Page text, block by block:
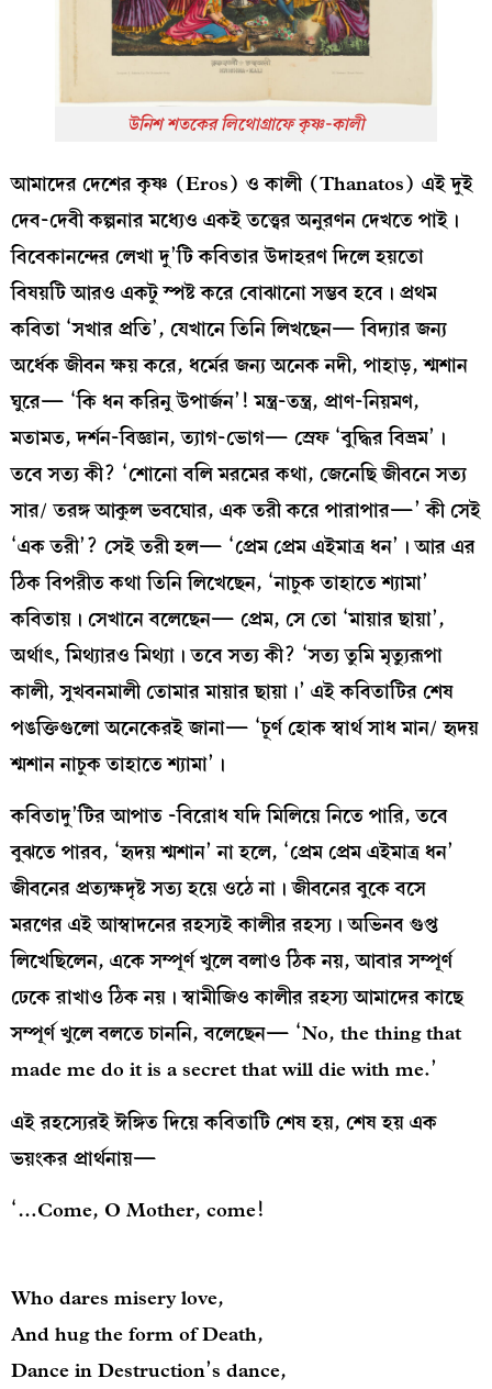
উনিশ শতকের লিথোগ্রাফে কৃষ্ণ-কালী
আমাদের দেশের কৃষ্ণ (Eros) ও কালী (Thanatos) এই দুই
দেব-দেবী কল্পনার মধ্যেও একই তত্ত্বের অনুরণন দেখতে পাই।
বিবেকানন্দের লেখা দু’টি কবিতার উদাহরণ দিলে হয়তো
বিষয়টি আরও একটু স্পষ্ট করে বোঝানো সম্ভব হবে। প্রথম
কবিতা ‘সখার প্রতি’, যেখানে তিনি লিখছেন— বিদ্যার জন্য
অর্ধেক জীবন ক্ষয় করে, ধর্মের জন্য অনেক নদী, পাহাড়, শ্মশান
ঘুরে— ‘কি ধন করিনু উপার্জন’! মন্ত্র-তন্ত্র, প্রাণ-নিয়মণ,
মতামত, দর্শন-বিজ্ঞান, ত্যাগ-ভোগ— স্রেফ ‘বুদ্ধির বিভ্রম’।
তবে সত্য কী? ‘শোনো বলি মরমের কথা, জেনেছি জীবনে সত্য
সার/ তরঙ্গ আকুল ভবঘোর, এক তরী করে পারাপার—’ কী সেই
‘এক তরী’? সেই তরী হল— ‘প্রেম প্রেম এইমাত্র ধন’। আর এর
ঠিক বিপরীত কথা তিনি লিখেছেন, ‘নাচুক তাহাতে শ্যামা’
কবিতায়। সেখানে বলেছেন— প্রেম, সে তো ‘মায়ার ছায়া’,
অর্থাৎ, মিথ্যারও মিথ্যা। তবে সত্য কী? ‘সত্য তুমি মৃত্যুরূপা
কালী, সুখবনমালী তোমার মায়ার ছায়া।’ এই কবিতাটির শেষ
পঙক্তিগুলো অনেকেরই জানা— ‘চূর্ণ হোক স্বার্থ সাধ মান/ হৃদয়
শ্মশান নাচুক তাহাতে শ্যামা’।
কবিতাদু’টির আপাত -বিরোধ যদি মিলিয়ে নিতে পারি, তবে
বুঝতে পারব, ‘হৃদয় শ্মশান’ না হলে, ‘প্রেম প্রেম এইমাত্র ধন’
জীবনের প্রত্যক্ষদৃষ্ট সত্য হয়ে ওঠে না। জীবনের বুকে বসে
মরণের এই আস্বাদনের রহস্যই কালীর রহস্য। অভিনব গুপ্ত
লিখেছিলেন, একে সম্পূর্ণ খুলে বলাও ঠিক নয়, আবার সম্পূর্ণ
ঢেকে রাখাও ঠিক নয়। স্বামীজিও কালীর রহস্য আমাদের কাছে
সম্পূর্ণ খুলে বলতে চাননি, বলেছেন— ‘No, the thing that
made me do it is a secret that will die with me.’
এই রহস্যেরই ঈঙ্গিত দিয়ে কবিতাটি শেষ হয়, শেষ হয় এক
ভয়ংকর প্রার্থনায়—
‘…Come, O Mother, come!
Who dares misery love,
And hug the form of Death,
Dance in Destruction’s dance,